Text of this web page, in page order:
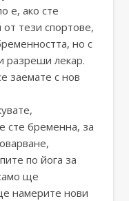
е, ако сте
тези спортове,
но с
разреши лекар.
заемате с нов
сте бременна, за
по йога за
ще
намерите нови